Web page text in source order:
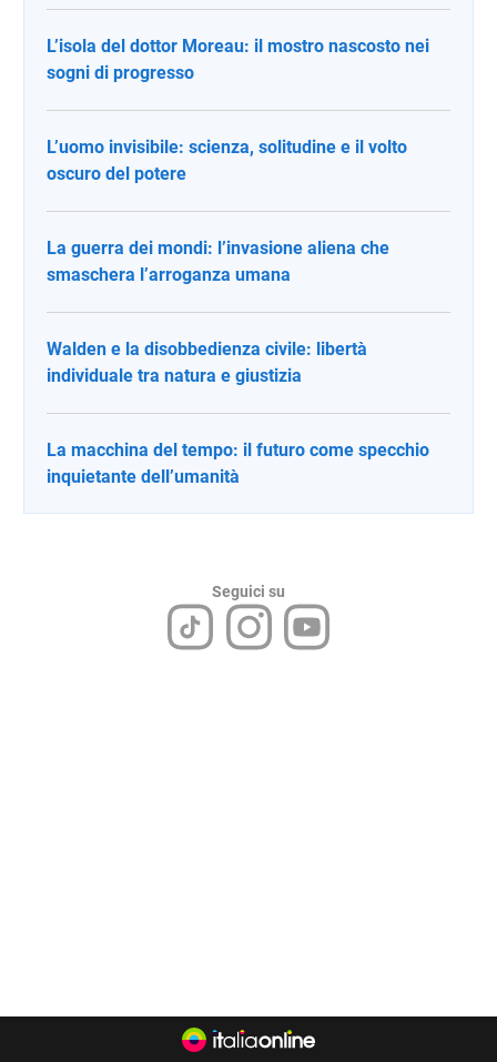
L’isola del dottor Moreau: il mostro nascosto nei
sogni di progresso
L’uomo invisibile: scienza, solitudine e il volto
oscuro del potere
La guerra dei mondi: l’invasione aliena che
smaschera l’arroganza umana
Walden e la disobbedienza civile: libertà
individuale tra natura e giustizia
La macchina del tempo: il futuro come specchio
inquietante dell’umanità
Seguici su